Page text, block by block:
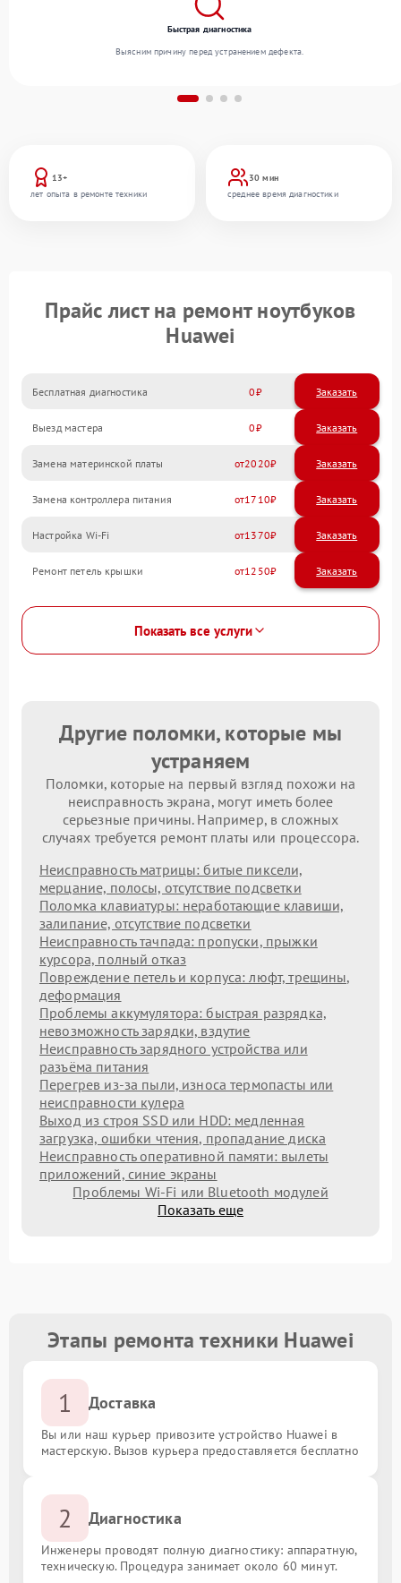
13+
лет опыта в ремонте техники
30 мин
среднее время диагностики
Быстрая диагностика
Выясним причину перед устранением дефекта.
Прайс лист на ремонт ноутбуков
Huawei
Бесплатная диагностика 0 Заказать
Выезд мастера 0 Заказать
Замена материнской платы 2020
Замена контроллера питания 1710
Настройка Wi-Fi 1370
Ремонт петель крышки 1250
Показать все услуги
Другие поломки, которые мы
устраняем
Поломки, которые на первый взгляд похожи на
неисправность экрана, могут иметь более
серьезные причины. Например, в сложных
случаях требуется ремонт платы или процессора.
Неисправность матрицы: битые пиксели,
мерцание, полосы, отсутствие подсветки
Поломка клавиатуры: неработающие клавиши,
залипание, отсутствие подсветки
Неисправность тачпада: пропуски, прыжки
курсора, полный отказ
Повреждение петель и корпуса: люфт, трещины,
деформация
Проблемы аккумулятора: быстрая разрядка,
невозможность зарядки, вздутие
Неисправность зарядного устройства или
разъёма питания
Перегрев из‑за пыли, износа термопасты или
неисправности кулера
Выход из строя SSD или HDD: медленная
загрузка, ошибки чтения, пропадание диска
Неисправность оперативной памяти: вылеты
приложений, синие экраны
Проблемы Wi‑Fi или Bluetooth модулей
Показать еще
Этапы ремонта техники Huawei
1 Доставка
Вы или наш курьер привозите устройство Huawei в
мастерскую. Вызов курьера предоставляется бесплатно
2 Диагностика
Инженеры проводят полную диагностику: аппаратную,
техническую. Процедура занимает около 60 минут.